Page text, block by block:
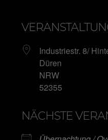
Industriestr. 8/
Düren
NRW
52355
NÄCHSTE